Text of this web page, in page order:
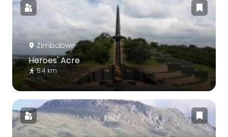
Zimbabwe
Heroes' Acre
5.4 km